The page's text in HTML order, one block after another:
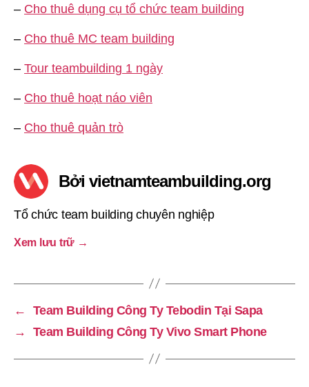
– Cho thuê dụng cụ tổ chức team building
– Cho thuê MC team building
– Tour teambuilding 1 ngày
– Cho thuê hoạt náo viên
– Cho thuê quản trò
Bởi vietnamteambuilding.org
Tổ chức team building chuyên nghiệp
Xem lưu trữ →
←
Team Building Công Ty Tebodin Tại Sapa
→
Team Building Công Ty Vivo Smart Phone